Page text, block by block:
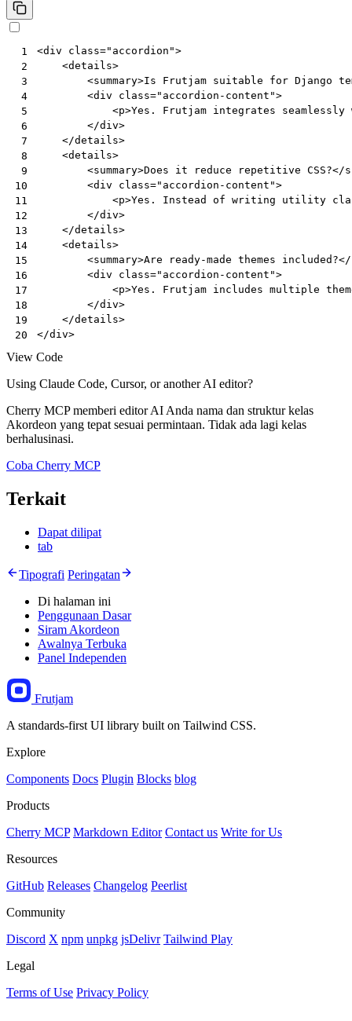
1
2
3
4
5
6
7
8
9
10
11
12
13
14
15
16
17
18
19
20
<div class="accordion">
<details>
<summary>Is Frutjam suitable for Django
<div class="accordion-content">
<p>Yes. Frutjam integrates seamlessly
</div>
</details>
<details>
<summary>Does it reduce repetitive CSS?</
<div class="accordion-content">
<p>Yes. Instead of writing utility
</div>
</details>
<details>
<summary>Are ready-made themes included?</
<div class="accordion-content">
<p>Yes. Frutjam includes multiple
</div>
</details>
</div>
View Code
Using Claude Code, Cursor, or another AI editor?
Cherry MCP memberi editor AI Anda nama dan struktur kelas
Akordeon yang tepat sesuai permintaan. Tidak ada lagi kelas
berhalusinasi.
Coba Cherry MCP
Terkait
Dapat dilipat
tab
Tipografi Peringatan
Di halaman ini
Penggunaan Dasar
Siram Akordeon
Awalnya Terbuka
Panel Independen
Frutjam
A standards-first UI library built on Tailwind CSS.
Explore
Components Docs Plugin Blocks blog
Products
Cherry MCP Markdown Editor Contact us Write for Us
Resources
GitHub Releases Changelog Peerlist
Community
Discord X npm unpkg jsDelivr Tailwind Play
Legal
Terms of Use Privacy Policy